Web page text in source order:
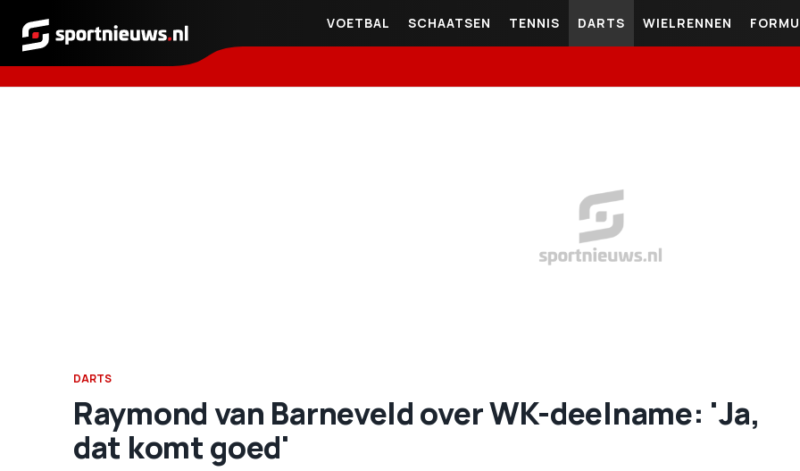
Sportnieuws.nl
VOETBAL SCHAATSEN TENNIS DARTS WIELRENNEN
DARTS
Raymond van Barneveld over WK-deelname: 'Ja,
dat komt goed'